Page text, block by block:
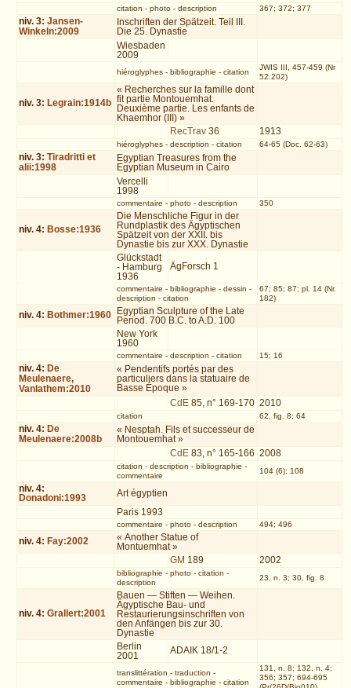
citation - photo- description 367; 372; 377
niv. 3:Jansen-
Winkeln:2009
Inschriften der Spätzeit. Teil III.
Die 25. Dynastie
Wiesbaden
2009
hiéroglyphes- bibliographie - citation
JWIS III, 457-459 (Nr
52.202)
niv. 3: Legrain:1914b
« Recherches sur la famille dont
fit partie Montouemhat.
Deuxième partie. Les enfants de
Khaemhor (III) »
RecTrav 36 1913
hiéroglyphes- description - citation 64-65 (Doc. 62-63)
niv. 3:Tiradritti et
alii:1998
Egyptian Treasures from the
Egyptian Museum in Cairo
Vercelli
1998
commentaire - photo- description 350
niv. 4: Bosse:1936
Die Menschliche Figur in der
Rundplastik des Ägyptischen
Spätzeit von der XXII. bis
Dynastie bis zur XXX. Dynastie
Glückstadt
- Hamburg
1936
ÄgForsch 1
commentaire - bibliographie - dessin -
description - citation
67; 85; 87; pl. 14 (Nr.
182)
niv. 4: Bothmer:1960
Egyptian Sculpture of the Late
Period. 700 B.C. to A.D. 100
New York
1960
commentaire - description - citation 15; 16
niv. 4: De
Meulenaere,
Vanlathem:2010
« Pendentifs portés par des
particuliers dans la statuaire de
Basse Époque »
CdE 85, n° 169-170 2010
citation 62, fig. 8; 64
niv. 4: De
Meulenaere:2008b
« Nesptah. Fils et successeur de
Montouemhat »
CdE 83, n° 165-166 2008
citation - description - bibliographie -
commentaire
104 (6); 108
niv. 4:
Donadoni:1993
Art égyptien
Paris 1993
commentaire - photo- description 494; 496
niv. 4: Fay:2002
« Another Statue of
Montuemhat »
GM 189 2002
bibliographie - photo- citation -
description
23, n. 3; 30, fig. 8
niv. 4:Grallert:2001
Bauen — Stiften — Weihen.
Ägyptische Bau- und
Restaurierungsinschriften von
den Anfängen bis zur 30.
Dynastie
Berlin
2001
ADAIK 18/1-2
translittération - traduction -
commentaire - bibliographie - citation
131, n. 8; 132, n. 4;
356; 357; 694-695